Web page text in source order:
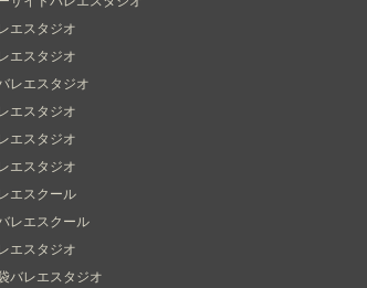
エスタジオ
エスタジオ
レエスタジオ
エスタジオ
エスタジオ
エスタジオ
エスクール
レエスクール
エスタジオ
バレエスタジオ